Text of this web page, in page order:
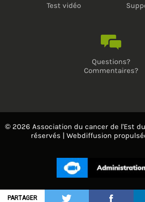
PARTAGER
Test vidéo
Questions?
Commentaires?
© 2026 Association du cancer de l'Est
réservés | Webdiffusion